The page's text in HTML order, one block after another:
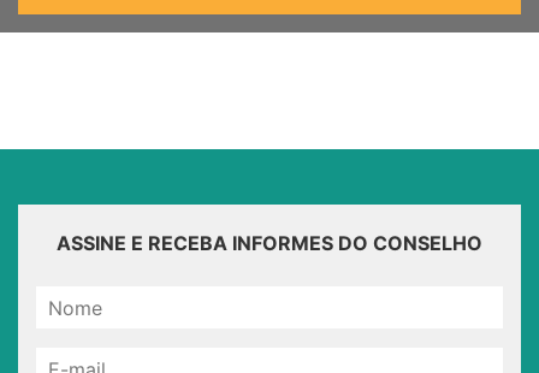
ASSINE E RECEBA INFORMES DO CONSELHO